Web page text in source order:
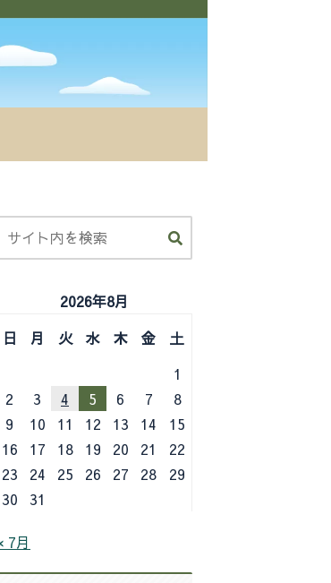
2026年8月
日
月 火 水 木 金
土
1
2
3 4 5 6 7
8
9
10 11 12 13 14
15
16
17 18 19 20 21
22
23
24 25 26 27 28
29
30
31
7月